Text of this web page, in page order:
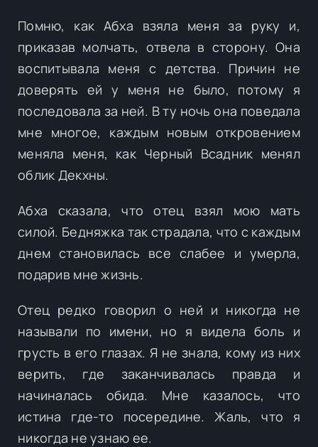
Помню, как Абха взяла меня за руку и,
приказав молчать, отвела в сторону. Она
воспитывала меня с детства. Причин не
доверять ей у меня не было, потому я
последовала за ней. В ту ночь она поведала
мне многое, каждым новым откровением
меняла меня, как Черный Всадник менял
облик Декхны.
Абха сказала, что отец взял мою мать
силой. Бедняжка так страдала, что с каждым
днем становилась все слабее и умерла,
подарив мне жизнь.
Отец редко говорил о ней и никогда не
называли по имени, но я видела боль и
грусть в его глазах. Я не знала, кому из них
верить, где заканчивалась правда и
начиналась обида. Мне казалось, что
истина где-то посередине. Жаль, что я
никогда не узнаю ее.